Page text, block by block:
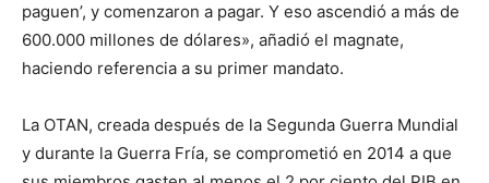
paguen’, y comenzaron a pagar. Y eso ascendió a más de
600.000 millones de dólares», añadió el magnate,
haciendo referencia a su primer mandato.
La OTAN, creada después de la Segunda Guerra Mundial
y durante la Guerra Fría, se comprometió en 2014 a que